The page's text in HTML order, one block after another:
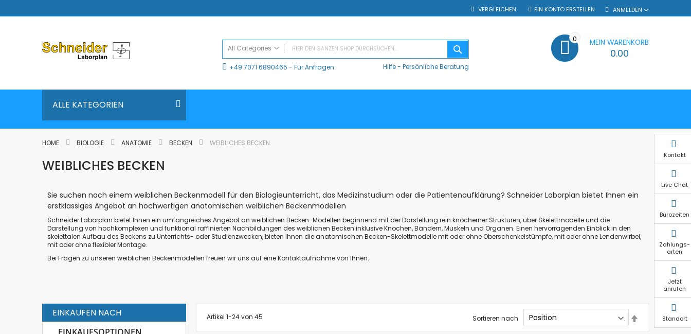
VERGLEICHEN ANMELDEN
EIN KONTO ERSTELLEN
All Categories
ALL CATEGORIES
CMA Datenlogger / Interfaces und Software
Sensoren
Biologie
EKG Sensor
+49 7071 6890465 - Für Anfragen Hilfe- Persönliche Beratung
MEIN WARENKORB
0.00
0
ALLE KATEGORIEN
HOME BIOLOGIE ANATOMIE BECKEN WEIBLICHES BECKEN
WEIBLICHES BECKEN
Sie suchen nach einem weiblichen Beckenmodell für den Biologieunterricht, das Medizinstudium oder die Patientenaufklärung? Schneider Laborplan bietet Ihnen ein
erstklassiges Angebot an hochwertigen anatomischen weiblichen Beckenmodellen
Schneider Laborplan bietet Ihnen ein umfangreiches Angebot an weiblichen Becken-Modellen beginnend mit der Darstellung rein knöcherner Strukturen, über Skelettmodelle und die
Darstellung von hochkomplexen und funktional raffinierten Nachbildungen des weiblichen Becken inklusive Knochen, Bändern, Muskeln und Organen. Einen hervorragenden Einblick in den
skelettalen Aufbau des Beckens zu Unterrichts- oder Studienzwecken, bieten Ihnen die anatomischen Becken-Skelettmodelle mit oder ohne Oberschenkelstümpfe, mit oder ohne Lendenwirbel,
mit oder ohne flexibler Montage.
Bei Fragen zu unseren weiblichen Beckenmodellen freuen wir uns auf eine Kontaktaufnahme von Ihnen.
Artikel 1-24von 45 Sortieren nach
Kontakt
Live Chat
Bürozeiten
Zahlungs-
arten
Jetzt
anrufen
Standort
EINKAUFEN NACH